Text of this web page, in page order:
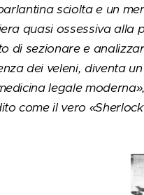
sciolta e un
quasi ossessiva alla
di sezionare e
dei veleni, diventa
legale
come il vero